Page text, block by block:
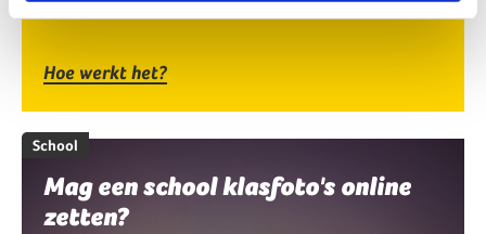
Hoe werkt het?
School
Mag een school klasfoto's online
zetten?